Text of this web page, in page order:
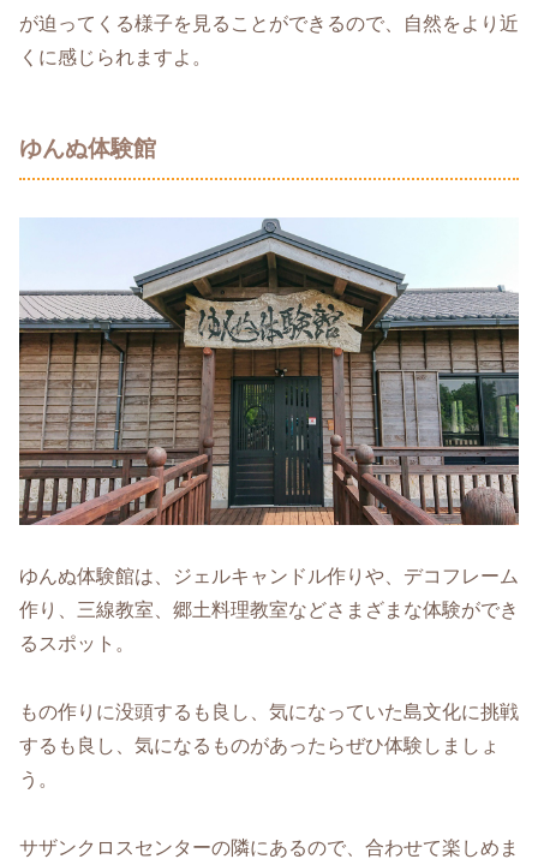
が迫ってくる様子を見ることができるので、自然をより近
くに感じられますよ。
ゆんぬ体験館
ゆんぬ体験館は、ジェルキャンドル作りや、デコフレーム
作り、三線教室、郷土料理教室などさまざまな体験ができ
るスポット。
もの作りに没頭するも良し、気になっていた島文化に挑戦
するも良し、気になるものがあったらぜひ体験しましょ
う。
サザンクロスセンターの隣にあるので、合わせて楽しめま